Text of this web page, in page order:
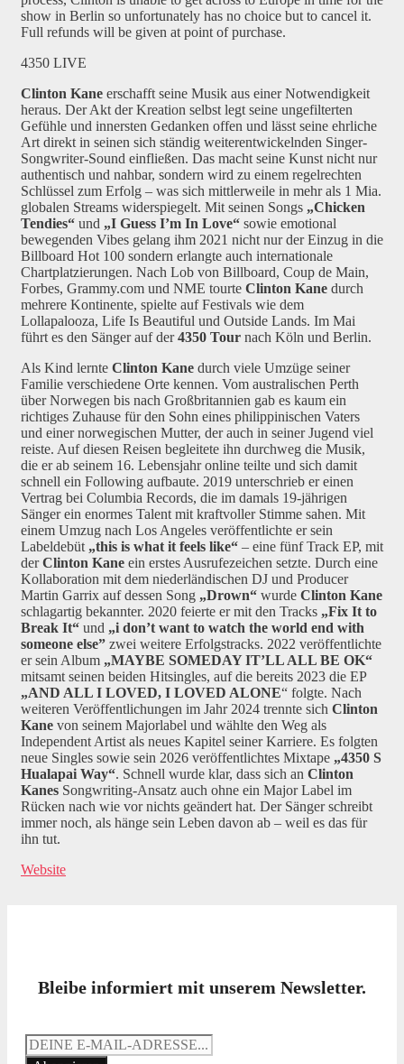
show in Berlin so unfortunately has no choice but to cancel it.
Full refunds will be given at point of purchase.
4350 LIVE
Clinton Kane erschafft seine Musik aus einer Notwendigkeit
heraus. Der Akt der Kreation selbst legt seine ungefilterten
Gefühle und innersten Gedanken offen und lässt seine ehrliche
Art direkt in seinen sich ständig weiterentwickelnden Singer-
Songwriter-Sound einfließen. Das macht seine Kunst nicht nur
authentisch und nahbar, sondern wird zu einem regelrechten
Schlüssel zum Erfolg – was sich mittlerweile in mehr als 1 Mia.
globalen Streams widerspiegelt. Mit seinen Songs „Chicken
Tendies“ und „I Guess I’m In Love“ sowie emotional
bewegenden Vibes gelang ihm 2021 nicht nur der Einzug in die
Billboard Hot 100 sondern erlangte auch internationale
Chartplatzierungen. Nach Lob von Billboard, Coup de Main,
Forbes, Grammy.com und NME tourte Clinton Kane durch
mehrere Kontinente, spielte auf Festivals wie dem
Lollapalooza, Life Is Beautiful und Outside Lands. Im Mai
führt es den Sänger auf der4350 Tour nach Köln und Berlin.
Als Kind lernte Clinton Kane durch viele Umzüge seiner
Familie verschiedene Orte kennen. Vom australischen Perth
über Norwegen bis nach Großbritannien gab es kaum ein
richtiges Zuhause für den Sohn eines philippinischen Vaters
und einer norwegischen Mutter, der auch in seiner Jugend viel
reiste. Auf diesen Reisen begleitete ihn durchweg die Musik,
die er ab seinem 16. Lebensjahr online teilte und sich damit
schnell ein Following aufbaute. 2019 unterschrieb er einen
Vertrag bei Columbia Records, die im damals 19-jährigen
Sänger ein enormes Talent mit kraftvoller Stimme sahen. Mit
einem Umzug nach Los Angeles veröffentlichte er sein
Labeldebüt „this is what it feels like“ – eine fünf Track EP, mit
derClinton Kane ein erstes Ausrufezeichen setzte. Durch eine
Kollaboration mit dem niederländischen DJ und Producer
Martin Garrix auf dessen Song „Drown“ wurde Clinton Kane
schlagartig bekannter. 2020 feierte er mit den Tracks „Fix It to
Break It“ und „i don’t want to watch the world end with
someone else” zwei weitere Erfolgstracks. 2022 veröffentlichte
er sein Album „MAYBE SOMEDAY IT’LL ALL BE OK“
mitsamt seinen beiden Hitsingles, auf die bereits 2023 die EP
„AND ALL I LOVED, I LOVED ALONE“ folgte. Nach
weiteren Veröffentlichungen im Jahr 2024 trennte sich Clinton
Kane von seinem Majorlabel und wählte den Weg als
Independent Artist als neues Kapitel seiner Karriere. Es folgten
neue Singles sowie sein 2026 veröffentlichtes Mixtape „4350 S
Hualapai Way“. Schnell wurde klar, dass sich an Clinton
Kanes Songwriting-Ansatz auch ohne ein Major Label im
Rücken nach wie vor nichts geändert hat. Der Sänger schreibt
immer noch, als hänge sein Leben davon ab – weil es das für
ihn tut.
Website
Bleibe informiert mit unserem Newsletter.